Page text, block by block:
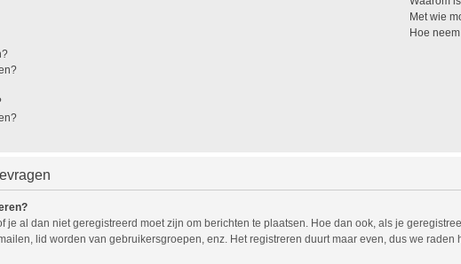
Met wie
Hoe
je al dan niet geregistreerd moet zijn om berichten te plaatsen. Hoe dan ook, als je
lid worden van gebruikersgroepen, enz. Het registreren duurt maar even, dus we raden